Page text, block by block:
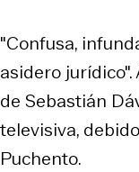
"Confusa,
asidero
de Sebastián
televisiva,
Puchento.